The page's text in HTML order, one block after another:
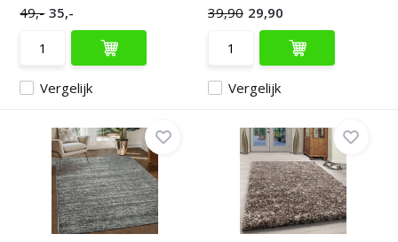
Vergelijk
49,- 35,-
Vergelijk
39,90 29,90